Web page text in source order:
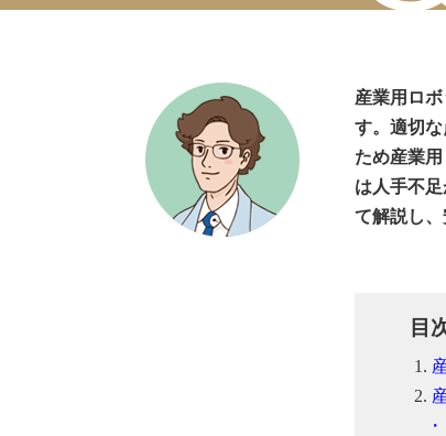
産業用ロ
す。適切
ため産業
は人手不
て解説し
目